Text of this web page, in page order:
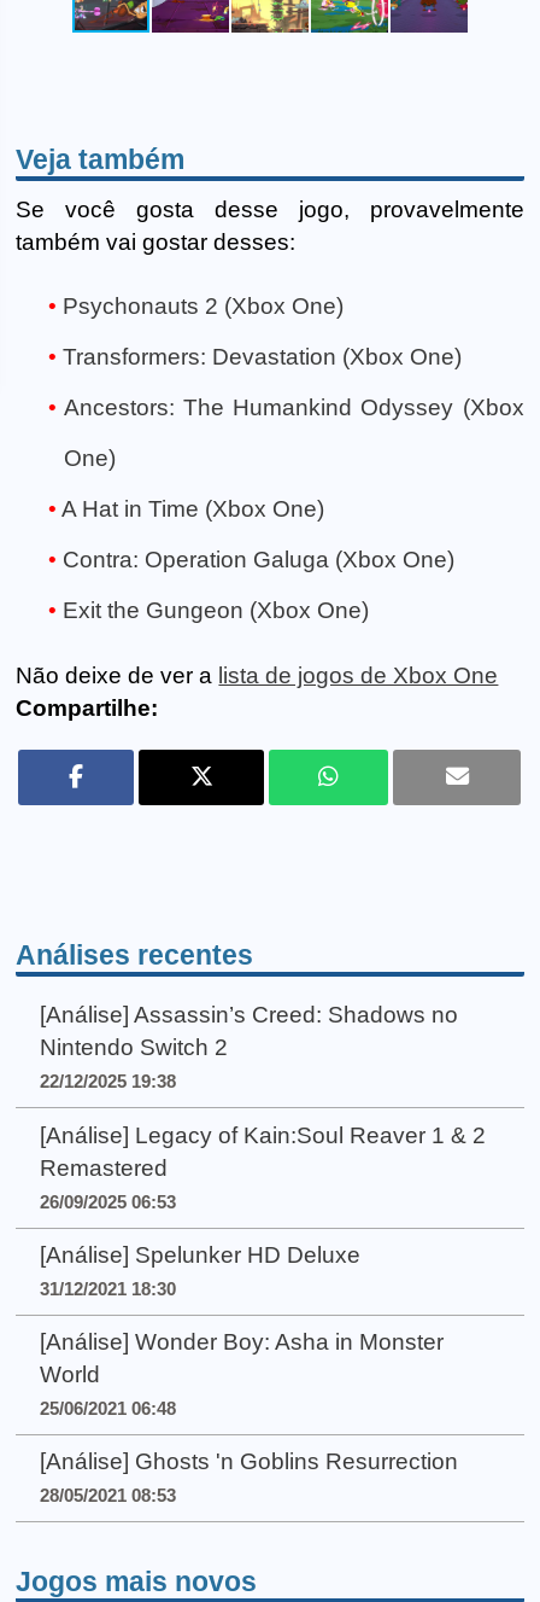
Veja também
Se você gosta desse jogo, provavelmente
também vai gostar desses:
Psychonauts 2 (Xbox One)
Transformers: Devastation (Xbox One)
Ancestors: The Humankind Odyssey (Xbox
One)
A Hat in Time (Xbox One)
Contra: Operation Galuga (Xbox One)
Exit the Gungeon (Xbox One)
Não deixe de ver a lista de jogos de Xbox One
Compartilhe:
Análises recentes
[Análise] Assassin’s Creed: Shadows no
Nintendo Switch 2
22/12/2025 19:38
[Análise] Legacy of Kain:Soul Reaver 1 & 2
Remastered
26/09/2025 06:53
[Análise] Spelunker HD Deluxe
31/12/2021 18:30
[Análise] Wonder Boy: Asha in Monster
World
25/06/2021 06:48
[Análise] Ghosts 'n Goblins Resurrection
28/05/2021 08:53
Jogos mais novos